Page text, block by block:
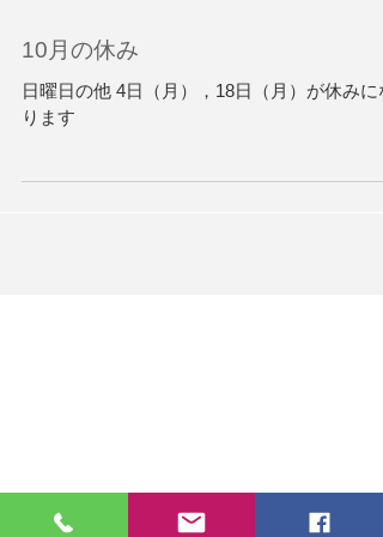
10月の休み
日曜日の他 4日（月），18日（月）が休みに
ります